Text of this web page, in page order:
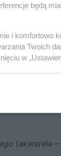
Daria
kwiatowe,
(akwarela
będą
i komfortowo
Twoich
w